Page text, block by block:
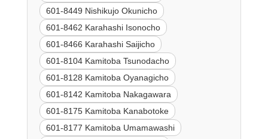
601-8449 Nishikujo Okunicho
601-8462 Karahashi Isonocho
601-8466 Karahashi Saijicho
601-8104 Kamitoba Tsunodacho
601-8128 Kamitoba Oyanagicho
601-8142 Kamitoba Nakagawara
601-8175 Kamitoba Kanabotoke
601-8177 Kamitoba Umamawashi